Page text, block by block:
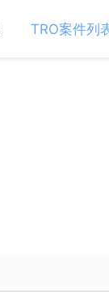
TRO案件列